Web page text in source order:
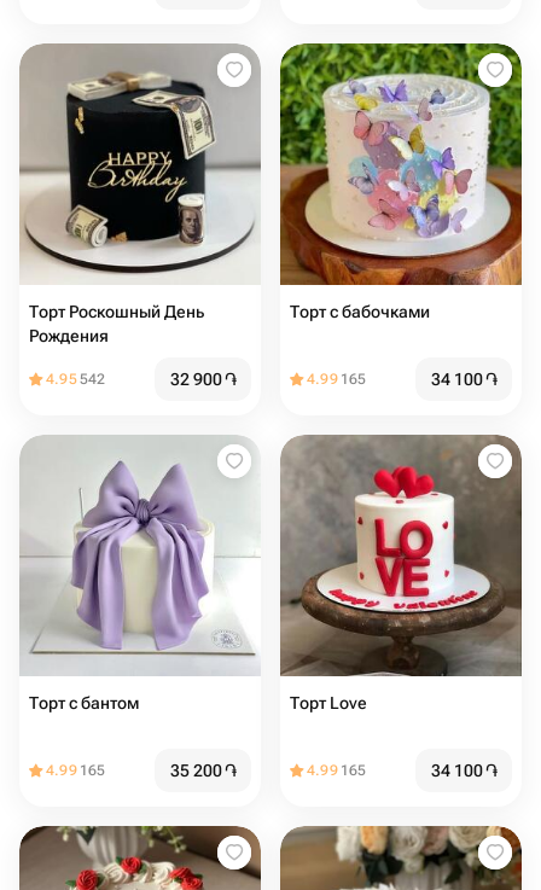
Торт Роскошный День
Рождения
4.95542 32 900֏
Торт с бабочками
4.99 165 34 100֏
Торт с бантом
4.99 165 35 200֏
Торт Love
4.99 165 34 100֏